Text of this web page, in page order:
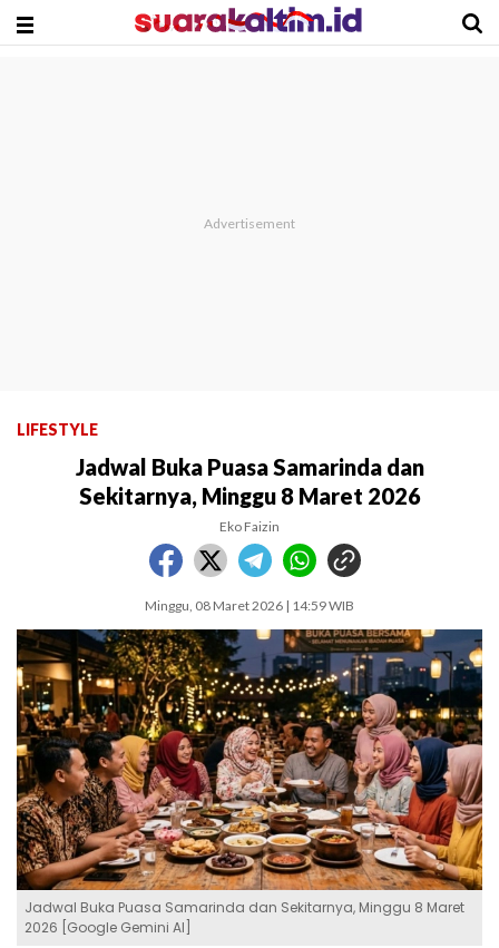
LIFESTYLE
Jadwal Buka Puasa Samarinda dan
Sekitarnya, Minggu 8 Maret 2026
Eko Faizin
Minggu, 08 Maret 2026 | 14:59 WIB
Jadwal Buka Puasa Samarinda dan Sekitarnya, Minggu 8 Maret
2026 [Google Gemini AI]